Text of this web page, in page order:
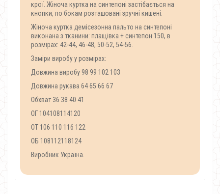
крої. Жіноча куртка на синтепоні застібається на
кнопки, по бокам розташовані зручні кишені.
Жіноча куртка демісезонна пальто на синтепоні
виконана з тканини: плащівка + синтепон 150, в
розмірах: 42-44, 46-48, 50-52, 54-56.
Заміри виробу у розмірах:
Довжина виробу 98 99 102 103
Довжина рукава 64 65 66 67
Обхват 36 38 40 41
ОГ 104108114120
ОТ 106 110 116 122
ОБ 108112118124
Виробник Україна.